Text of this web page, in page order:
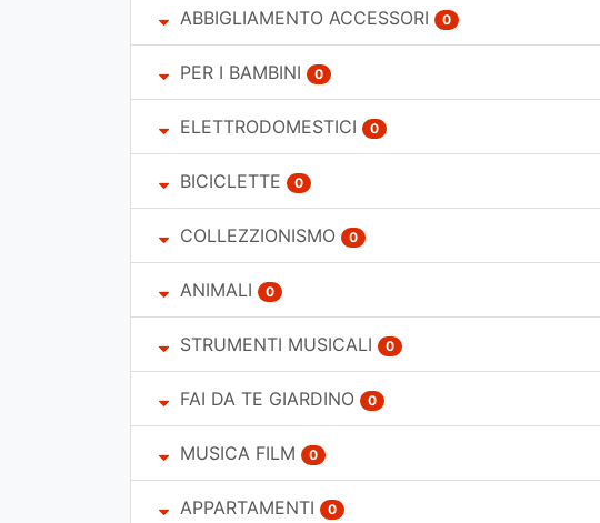
ABBIGLIAMENTO ACCESSORI 0
PER I BAMBINI 0
ELETTRODOMESTICI 0
BICICLETTE 0
COLLEZZIONISMO 0
ANIMALI 0
STRUMENTI MUSICALI 0
FAI DA TE GIARDINO 0
MUSICA FILM 0
APPARTAMENTI 0